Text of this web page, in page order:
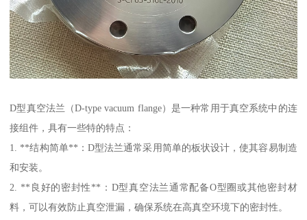
D型真空法兰（D-type vacuum flange）是一种常用于真空系统中的连
接组件，具有一些特的特点：
1. **结构简单**：D型法兰通常采用简单的板状设计，使其容易制造
和安装。
2. **良好的密封性**：D型真空法兰通常配备O型圈或其他密封材
料，可以有效防止真空泄漏，确保系统在高真空环境下的密封性。